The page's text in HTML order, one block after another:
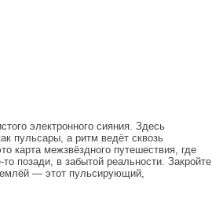
электронного сияния. Здесь
пульсары, а ритм ведёт сквозь
карта межзвёздного путешествия, где
позади, в забытой реальности. Закройте
— этот пульсирующий,